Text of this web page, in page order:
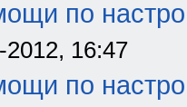
по
2012, 16:47
по